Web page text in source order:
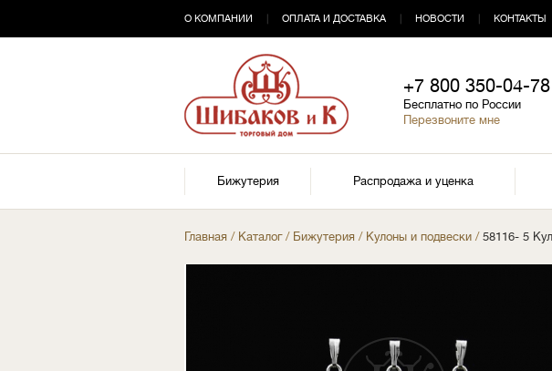
О КОМПАНИИ ОПЛАТА И ДОСТАВКА НОВОСТИ КОНТАКТЫ
+7 800 350-04-78
Бесплатно по России
Перезвоните мне
Бижутерия Распродажа и уценка
Главная / Каталог/ Бижутерия / Кулоны и подвески / 58116- 5